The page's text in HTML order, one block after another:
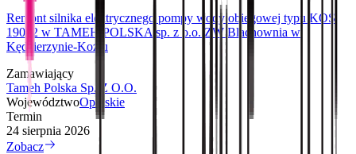
Remont silnika elektrycznego pompy wody obiegowej typu KOS
19012 w TAMEH POLSKA sp. z o.o. ZW Blachownia w
Kędzierzynie-Koźlu
Zamawiający
Tameh Polska Sp. Z O.O.
WojewództwoOpolskie
Termin
24 sierpnia 2026
Zobacz